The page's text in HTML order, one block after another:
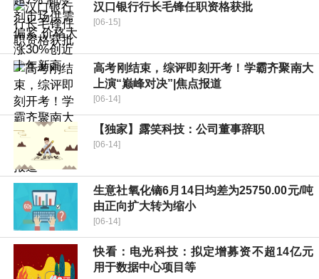
汉口银行行长毛锋任职资格获批
[06-15]
高考刚结束，综评即刻开考！学霸齐聚南大
上演“巅峰对决”|焦点报道
[06-14]
【独家】露笑科技：公司董事辞职
[06-14]
生意社氧化镝6月14日均差为25750.00元/吨
由正向扩大转为缩小
[06-14]
快看：电光科技：拟定增募资不超14亿元
用于数据中心项目等